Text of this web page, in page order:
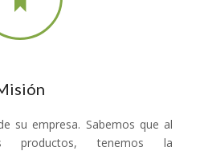
su empresa. Sabemos que al
productos, tenemos la